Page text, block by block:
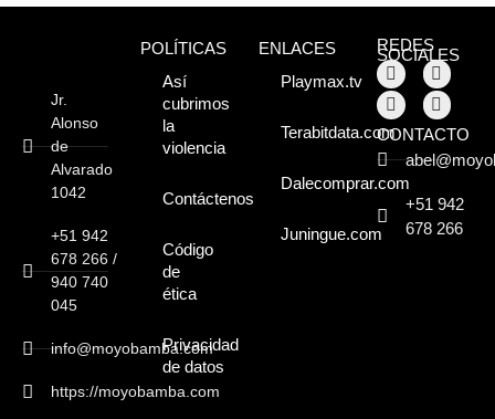
lleno de atractivos
sorprendentes,
¡Descúbrelos!
Jr.
Alonso
de
Alvarado
1042
+51 942
678 266 /
940 740
045
info@moyobamba.com
https://moyobamba.com
POLÍTICAS
Así
cubrimos
la
violencia
Contáctenos
Código
de
ética
Privacidad
de datos
ENLACES
Playmax.tv
Terabitdata.com
Dalecomprar.com
Juningue.com
REDES
SOCIALES
CONTACTO
+51 942
678 266